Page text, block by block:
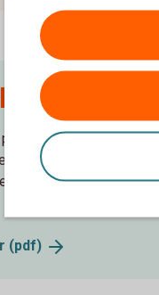
är genom begreppet
påverkar
styrs (G).
(pdf)